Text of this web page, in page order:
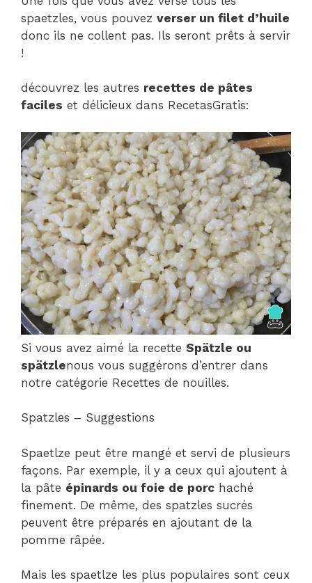
spaetzles, vous pouvez verser un filet d’huile
donc ils ne collent pas. Ils seront prêts à servir
!
découvrez les autres recettes de pâtes
faciles et délicieux dans RecetasGratis:
Si vous avez aimé la recette Spätzle ou
spätzlenous vous suggérons d’entrer dans
notre catégorie Recettes de nouilles.
Spatzles – Suggestions
Spaetlze peut être mangé et servi de plusieurs
façons. Par exemple, il y a ceux qui ajoutent à
la pâte épinards ou foie de porc haché
finement. De même, des spatzles sucrés
peuvent être préparés en ajoutant de la
pomme râpée.
Mais les spaetlze les plus populaires sont ceux